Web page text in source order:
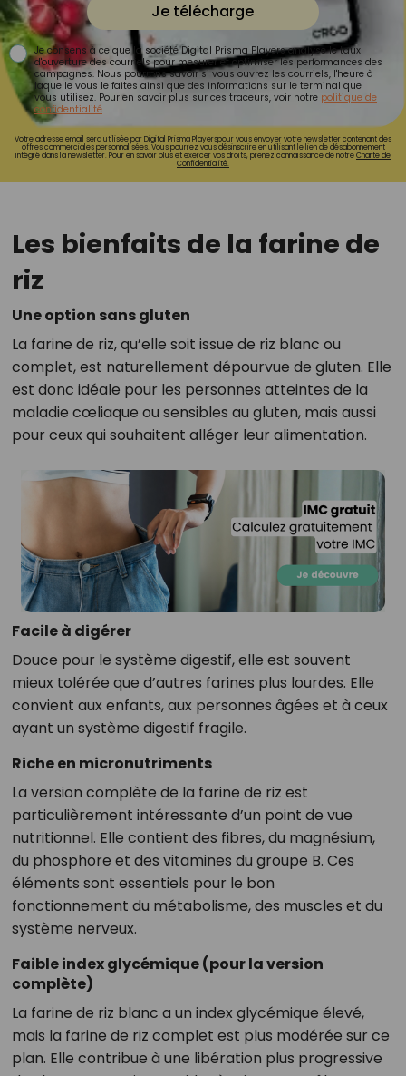
Je télécharge
Je consens à ce que la société Digital Prisma Players analyse le taux
d'ouverture des courriels pour mesurer et optimiser les performances des
campagnes. Nous pourrons savoir si vous ouvrez les courriels, l'heure à
laquelle vous le faites ainsi que des informations sur le terminal que
vous utilisez. Pour en savoir plus sur ces traceurs, voir notre politique de
confidentialité.
Votre adresse email sera utilisée par Digital Prisma Playerspour vous envoyer votre newsletter contenant des
offres commerciales personnalisées. Vous pourrez vous désinscrire en utilisant le lien de désabonnement
intégré dans la newsletter. Pour en savoir plus et exercer vos droits, prenez connaissance de notreCharte de
Confidentialité.
Les bienfaits de la farine de
riz
Une option sans gluten
La farine de riz, qu’elle soit issue de riz blanc ou
complet, est naturellement dépourvue de gluten. Elle
est donc idéale pour les personnes atteintes de la
maladie cœliaque ou sensibles au gluten, mais aussi
pour ceux qui souhaitent alléger leur alimentation.
Facile à digérer
Douce pour le système digestif, elle est souvent
mieux tolérée que d’autres farines plus lourdes. Elle
convient aux enfants, aux personnes âgées et à ceux
ayant un système digestif fragile.
Riche en micronutriments
La version complète de la farine de riz est
particulièrement intéressante d’un point de vue
nutritionnel. Elle contient des fibres, du magnésium,
du phosphore et des vitamines du groupe B. Ces
éléments sont essentiels pour le bon
fonctionnement du métabolisme, des muscles et du
système nerveux.
Faible index glycémique (pour la version
complète)
La farine de riz blanc a un index glycémique élevé,
mais la farine de riz complet est plus modérée sur ce
plan. Elle contribue à une libération plus progressive